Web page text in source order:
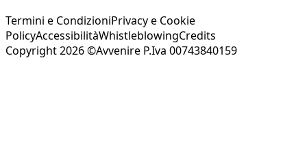
Termini e CondizioniPrivacy e Cookie
PolicyAccessibilitàWhistleblowingCredits
Copyright 2026 ©Avvenire P.Iva 00743840159